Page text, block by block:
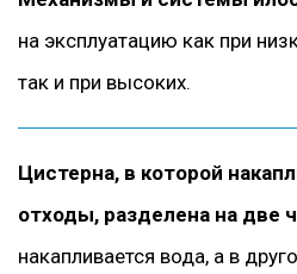
на эксплуатацию как при
так и при высоких.
Цистерна, в которой
отходы, разделена на две
накапливается вода, а в